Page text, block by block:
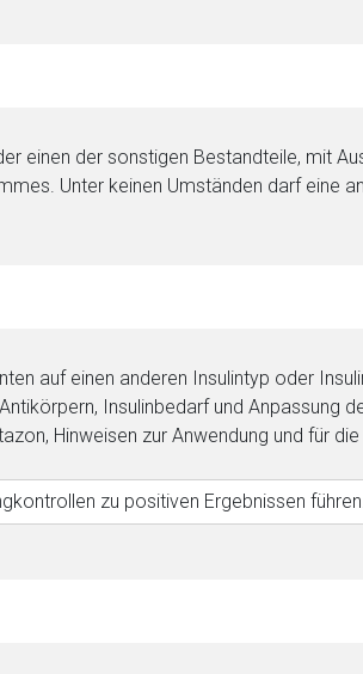
einen der sonstigen Bestandteile, mit
Unter keinen Umständen darf eine
auf einen anderen Insulintyp oder
Insulinbedarf und Anpassung
Hinweisen zur Anwendung und für
zu positiven Ergebnissen führen.
externen Web-Seite ist deren